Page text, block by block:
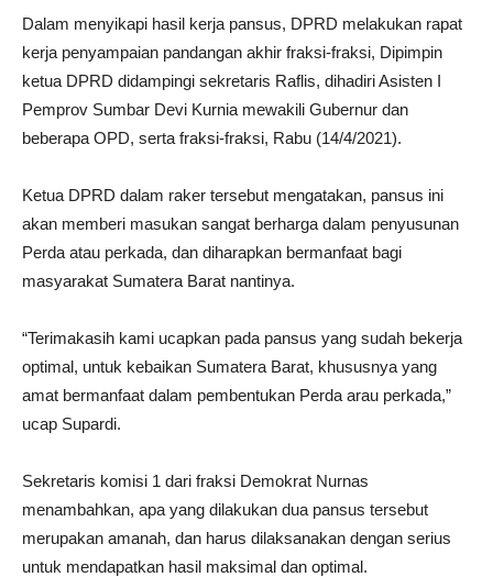
Dalam menyikapi hasil kerja pansus, DPRD melakukan rapat
kerja penyampaian pandangan akhir fraksi-fraksi, Dipimpin
ketua DPRD didampingi sekretaris Raflis, dihadiri Asisten I
Pemprov Sumbar Devi Kurnia mewakili Gubernur dan
beberapa OPD, serta fraksi-fraksi, Rabu (14/4/2021).
Ketua DPRD dalam raker tersebut mengatakan, pansus ini
akan memberi masukan sangat berharga dalam penyusunan
Perda atau perkada, dan diharapkan bermanfaat bagi
masyarakat Sumatera Barat nantinya.
“Terimakasih kami ucapkan pada pansus yang sudah bekerja
optimal, untuk kebaikan Sumatera Barat, khususnya yang
amat bermanfaat dalam pembentukan Perda arau perkada,”
ucap Supardi.
Sekretaris komisi 1 dari fraksi Demokrat Nurnas
menambahkan, apa yang dilakukan dua pansus tersebut
merupakan amanah, dan harus dilaksanakan dengan serius
untuk mendapatkan hasil maksimal dan optimal.